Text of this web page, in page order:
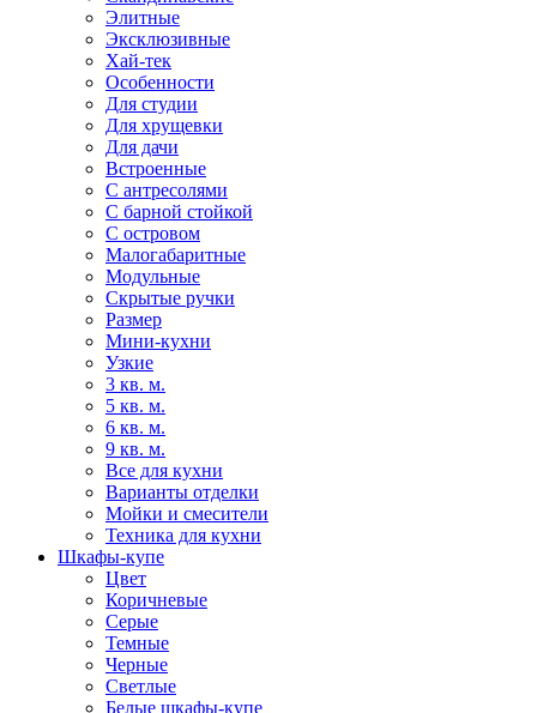
Элитные
Эксклюзивные
Хай-тек
Особенности
Для студии
Для хрущевки
Для дачи
Встроенные
С антресолями
С барной стойкой
С островом
Малогабаритные
Модульные
Скрытые ручки
Размер
Мини-кухни
Узкие
3 кв. м.
5 кв. м.
6 кв. м.
9 кв. м.
Все для кухни
Варианты отделки
Мойки и смесители
Техника для кухни
Шкафы-купе
Цвет
Коричневые
Серые
Темные
Черные
Светлые
Белые шкафы-купе